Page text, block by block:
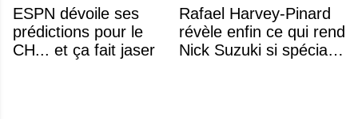
ESPN dévoile ses
prédictions pour le
CH... et ça fait jaser
Rafael Harvey-Pinard
révèle enfin ce qui rend
Nick Suzuki si spécial